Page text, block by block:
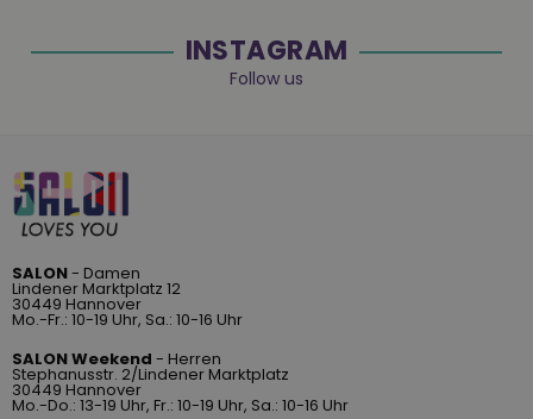
INSTAGRAM
Follow us
SALON- Damen
Lindener Marktplatz 12
30449 Hannover
Mo.-Fr.: 10-19 Uhr, Sa.: 10-16 Uhr
SALON Weekend - Herren
Stephanusstr. 2/Lindener Marktplatz
30449 Hannover
Mo.-Do.: 13-19 Uhr, Fr.: 10-19 Uhr, Sa.: 10-16 Uhr